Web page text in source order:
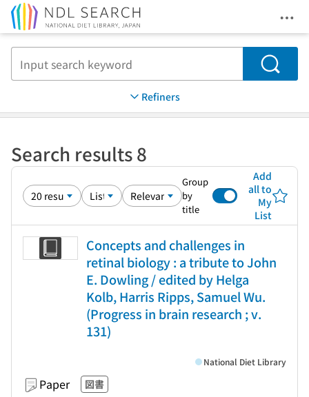
Search
Refiners
Search results 8
Group
by
title
Add
all to
My
List
Concepts and challenges in
retinal biology : a tribute to John
E. Dowling / edited by Helga
Kolb, Harris Ripps, Samuel Wu.
(Progress in brain research ; v.
131)
Paper 図書
National Diet Library